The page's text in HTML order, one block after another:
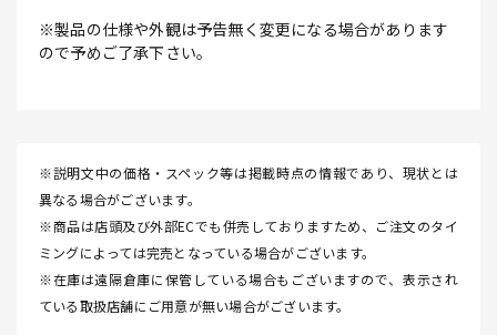
※製品の仕様や外観は予告無く変更になる場合があります
ので予めご了承下さい。
※説明文中の価格・スペック等は掲載時点の情報であり、現状とは
異なる場合がございます。
※商品は店頭及び外部ECでも併売しておりますため、ご注文のタイ
ミングによっては完売となっている場合がございます。
※在庫は遠隔倉庫に保管している場合もございますので、表示され
ている取扱店舗にご用意が無い場合がございます。